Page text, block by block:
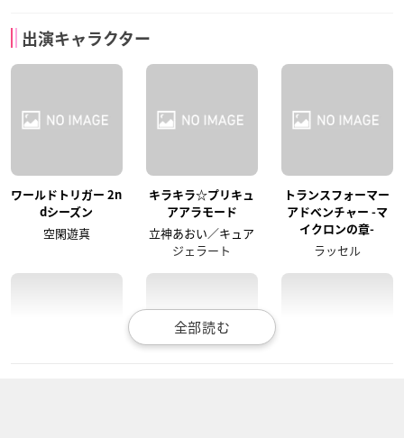
出演キャラクター
ワールドトリガー 2n
dシーズン
空閑遊真
キラキラ☆プリキュ
アアラモード
立神あおい／キュア
ジェラート
トランスフォーマー
アドベンチャー -マ
イクロンの章-
ラッセル